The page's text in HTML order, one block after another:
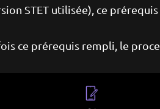
STET utilisée), ce
ce prérequis rempli, le